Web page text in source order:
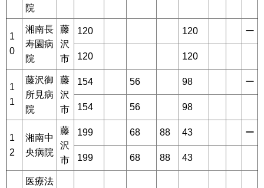
院
1
0
湘南長
寿園病
院
藤
沢
市
120 120 ー
120 120
1
1
藤沢御
所見病
院
藤
沢
市
154 56 98 ー
154 56 98
1
2
湘南中
央病院
藤
沢
市
199 68 88 43 ー
199 68 88 43
医療法